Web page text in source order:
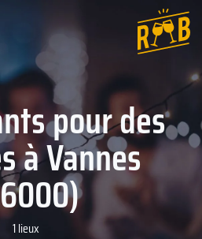
pour des
à Vannes
1 lieux